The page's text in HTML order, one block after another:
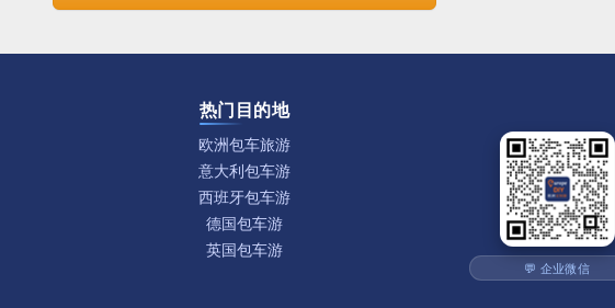
热门目的地
欧洲包车旅游
意大利包车游
西班牙包车游
德国包车游
英国包车游
💬 企业微信